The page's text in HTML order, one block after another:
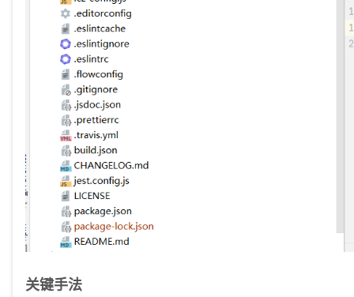
关键手法